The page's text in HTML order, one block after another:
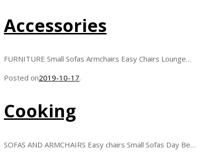
Accessories
FURNITURE Small Sofas Armchairs Easy Chairs Lounge…
Posted on2019-10-17.
Cooking
SOFAS AND ARMCHAIRS Easy chairs Small Sofas Day Be…